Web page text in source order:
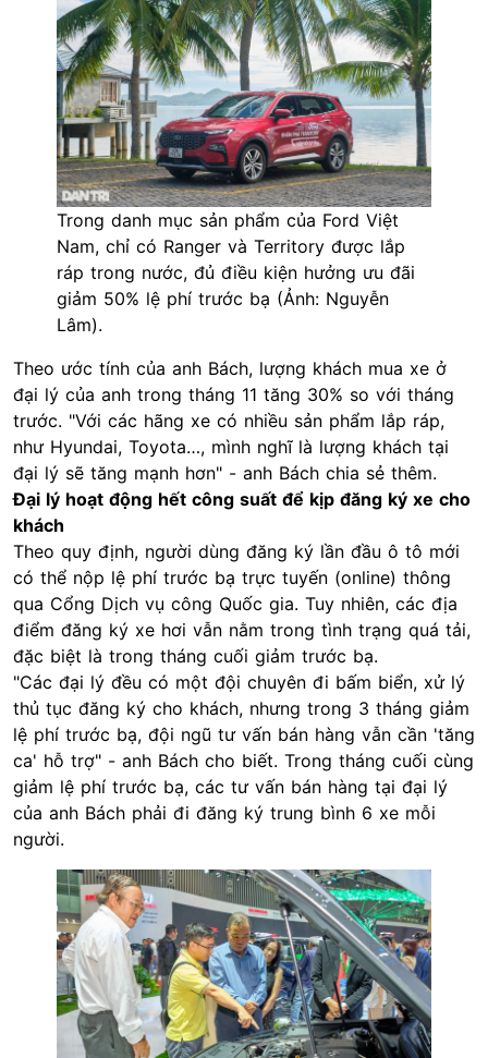
Trong danh mục sản phẩm của Ford Việt
Nam, chỉ có Ranger và Territory được lắp
ráp trong nước, đủ điều kiện hưởng ưu đãi
giảm 50% lệ phí trước bạ (Ảnh: Nguyễn
Lâm).
Theo ước tính của anh Bách, lượng khách mua xe ở
đại lý của anh trong tháng 11 tăng 30% so với tháng
trước. "Với các hãng xe có nhiều sản phẩm lắp ráp,
như Hyundai, Toyota…, mình nghĩ là lượng khách tại
đại lý sẽ tăng mạnh hơn" - anh Bách chia sẻ thêm.
Đại lý hoạt động hết công suất để kịp đăng ký xe cho
khách
Theo quy định, người dùng đăng ký lần đầu ô tô mới
có thể nộp lệ phí trước bạ trực tuyến (online) thông
qua Cổng Dịch vụ công Quốc gia. Tuy nhiên, các địa
điểm đăng ký xe hơi vẫn nằm trong tình trạng quá tải,
đặc biệt là trong tháng cuối giảm trước bạ.
"Các đại lý đều có một đội chuyên đi bấm biển, xử lý
thủ tục đăng ký cho khách, nhưng trong 3 tháng giảm
lệ phí trước bạ, đội ngũ tư vấn bán hàng vẫn cần 'tăng
ca' hỗ trợ" - anh Bách cho biết. Trong tháng cuối cùng
giảm lệ phí trước bạ, các tư vấn bán hàng tại đại lý
của anh Bách phải đi đăng ký trung bình 6 xe mỗi
người.